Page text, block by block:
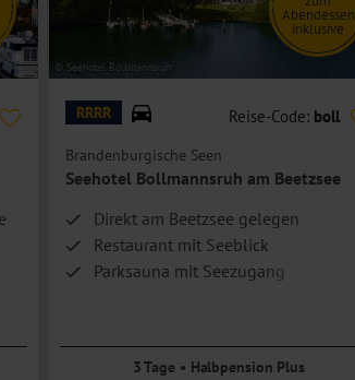
© Seehotel Bollmannsruh
Abendessen
inklusive
RRRR Reise-Code: boll
Brandenburgische Seen
Seehotel Bollmannsruh am Beetzsee
Direkt am Beetzsee gelegen
Restaurant mit Seeblick
Parksauna mit Seezugang
3 Tage • Halbpension Plus